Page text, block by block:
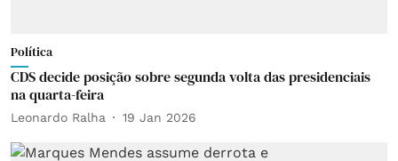
Política
CDS decide posição sobre segunda volta das presidenciais
na quarta-feira
Leonardo Ralha 19 Jan 2026